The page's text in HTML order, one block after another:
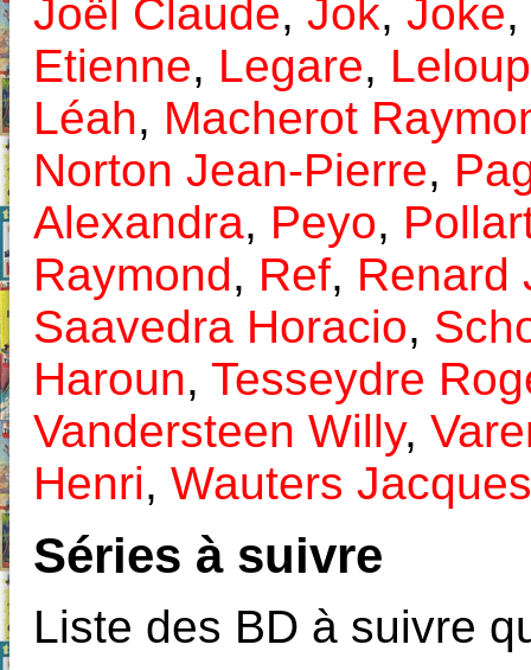
Joël Claude, Jok, Joke,
Etienne, Legare,
Léah, Macherot
Norton Jean-Pierre,
Alexandra, Peyo,
Raymond, Ref, Renard
Saavedra Horacio,
Haroun, Tesseydre
Vandersteen Willy,
Henri, Wauters Jacques
Séries à suivre
Liste des BD à suivre